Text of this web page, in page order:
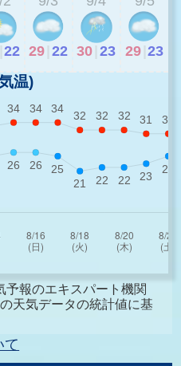
22 29 22 30 23 29 23
温)
報のエキスパート機関
天気データの統計値に基
て